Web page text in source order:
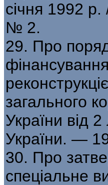
січня 1992
№ 2.
29. Про
загального
України від
України. —
30. Про
спеціальне